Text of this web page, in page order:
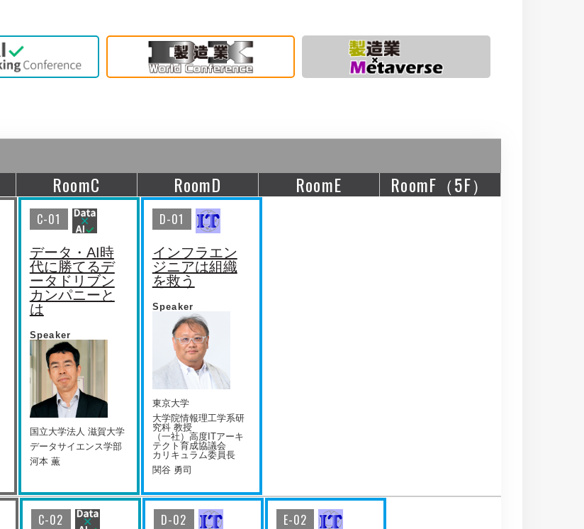
RoomC RoomD RoomE RoomF（5F）
C-01
データ・AI時
代に勝てるデ
ータドリブン
カンパニーと
は
Speaker
国⽴⼤学法⼈ 滋賀⼤学
データサイエンス学部
河本 薫
D-01
インフラエン
ジニアは組織
を救う
Speaker
東京大学
大学院情報理工学系研
究科 教授
（一社）高度ITアーキ
テクト育成協議会
カリキュラム委員長
関谷 勇司
C-02 D-02 E-02